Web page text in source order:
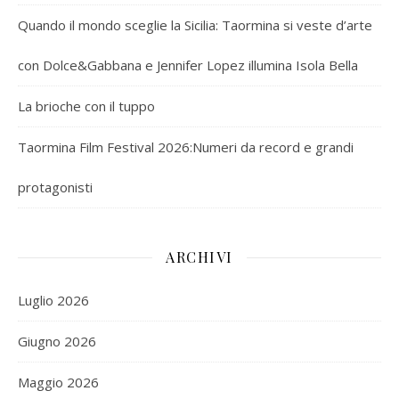
Quando il mondo sceglie la Sicilia: Taormina si veste d’arte
con Dolce&Gabbana e Jennifer Lopez illumina Isola Bella
La brioche con il tuppo
Taormina Film Festival 2026:Numeri da record e grandi
protagonisti
ARCHIVI
Luglio 2026
Giugno 2026
Maggio 2026